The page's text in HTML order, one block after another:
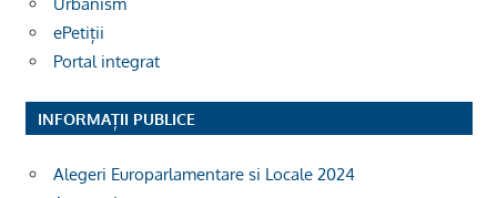
Urbanism
ePetiții
Portal integrat
INFORMAȚII PUBLICE
Alegeri Europarlamentare si Locale 2024